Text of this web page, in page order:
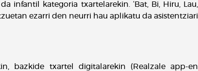
kategoria txartelarekin. ‘Bat, Bi, Hiru, Lau,
ezarri den neurri hau aplikatu da asistentziari
bazkide txartel digitalarekin (Realzale app-en